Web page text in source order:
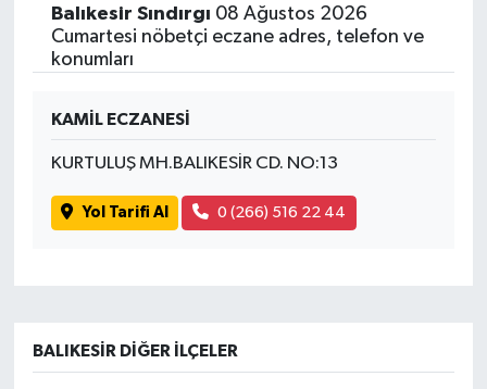
Balıkesir Sındırgı 08 Ağustos 2026
Cumartesi nöbetçi eczane adres, telefon ve
konumları
KAMİL ECZANESİ
KURTULUŞ MH.BALIKESİR CD. NO:13
Yol Tarifi Al 0 (266) 516 22 44
BALIKESIR DIĞER İLÇELER